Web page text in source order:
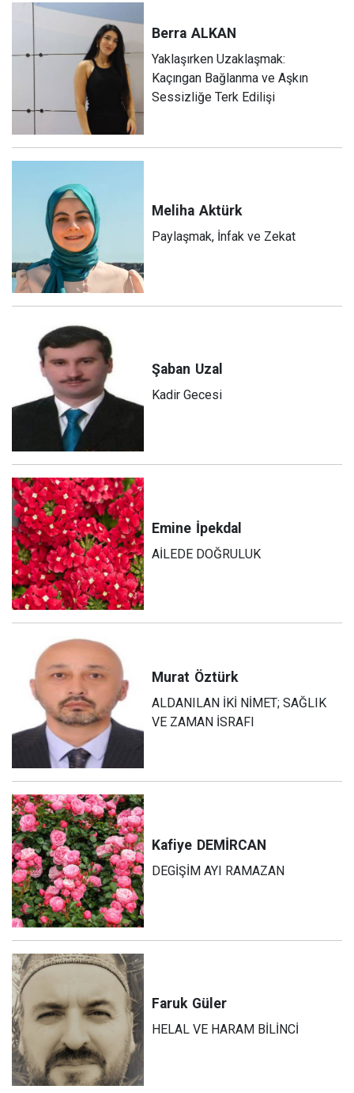
Berra ALKAN
Yaklaşırken Uzaklaşmak:
Kaçıngan Bağlanma ve Aşkın
Sessizliğe Terk Edilişi
Meliha Aktürk
Paylaşmak, İnfak ve Zekat
Şaban Uzal
Kadir Gecesi
Emine İpekdal
AİLEDE DOĞRULUK
Murat Öztürk
ALDANILAN İKİ NİMET; SAĞLIK
VE ZAMAN İSRAFI
Kafiye DEMİRCAN
DEGİŞİM AYI RAMAZAN
Faruk Güler
HELAL VE HARAM BİLİNCİ